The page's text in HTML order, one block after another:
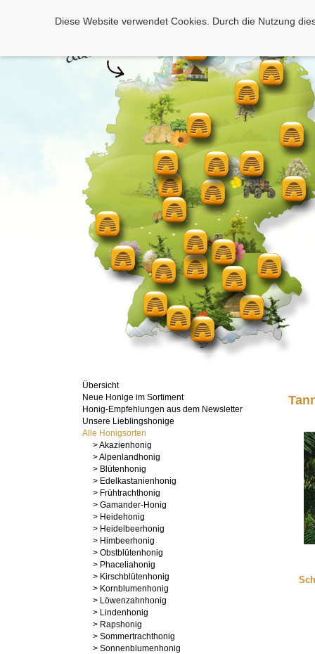
Diese Website verwendet Cookies. Durch die Nutzung
Übersicht
Neue Honige im Sortiment
Honig-Empfehlungen aus dem Newsletter
Unsere Lieblingshonige
Alle Honigsorten
> Akazienhonig
> Alpenlandhonig
> Blütenhonig
> Edelkastanienhonig
> Frühtrachthonig
> Gamander-Honig
> Heidehonig
> Heidelbeerhonig
> Himbeerhonig
> Obstblütenhonig
> Phaceliahonig
> Kirschblütenhonig
> Kornblumenhonig
> Löwenzahnhonig
> Lindenhonig
> Rapshonig
> Sommertrachthonig
> Sonnenblumenhonig